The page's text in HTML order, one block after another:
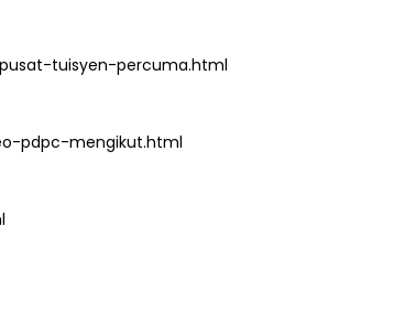
tuisyen-percuma.html
pdpc-mengikut.html